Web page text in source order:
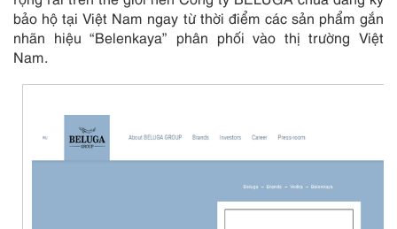
bảo hộ tại Việt Nam ngay từ thời điểm các sản phẩm gắn
nhãn hiệu “Belenkaya” phân phối vào thị trường Việt
Nam.